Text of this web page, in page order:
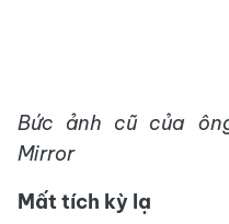
Bức ảnh cũ của
Mirror
Mất tích kỳ lạ